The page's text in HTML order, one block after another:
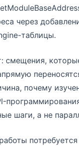
через
таблицы.
смещения,
почему
шаги, а не